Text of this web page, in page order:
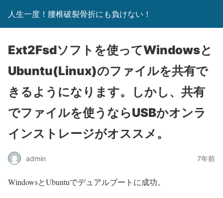
人生一度！腰椎破裂骨折にも負けない！
Ext2Fsdソフトを使ってWindowsと
Ubuntu(Linux)のファイルを共有で
きるようになります。しかし、共有
でファイルを使うならUSBかオンラ
インストレージがオススメ。
admin 7年前
WindowsとUbuntuでデュアルブートに成功。